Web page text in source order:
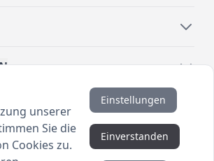
All Rights Reserved. Alle
unserer
Sie die
Cookies zu.
Einstellungen
Einverstanden